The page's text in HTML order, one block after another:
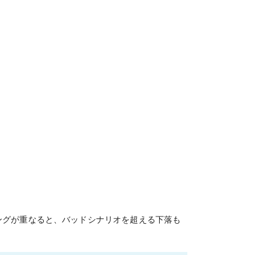
が重なると、バッドシナリオを超える下落も